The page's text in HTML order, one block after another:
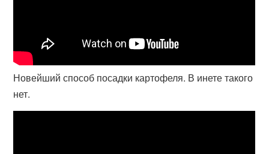
Новейший способ посадки картофеля. В инете такого
нет.